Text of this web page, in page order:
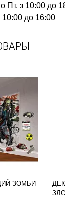
Пт. з 10:00 до
10:00 до 16:00
ЗОМБИ